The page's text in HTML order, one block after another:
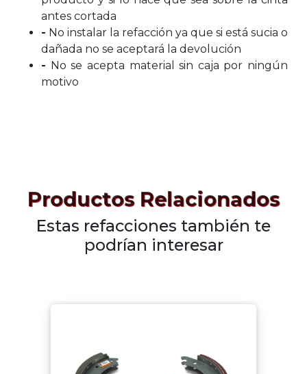
antes cortada
- No instalar la refacción ya que si está sucia o
dañada no se aceptará la devolución
- No se acepta material sin caja por ningún
motivo
Productos Relacionados
Estas refacciones también te
podrían interesar